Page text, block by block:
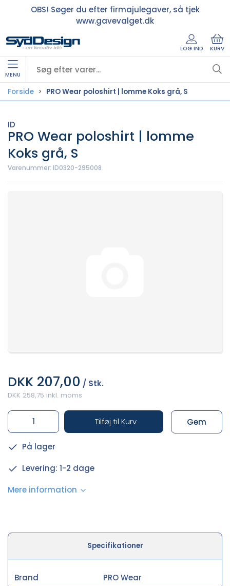
OBS! Søger du efter firmajulegaver, så tjek
www.gavevalget.dk
LOG IND KURV
MENU
Forside PRO Wear poloshirt | lomme Koks grå, S
ID
PRO Wear poloshirt | lomme
Koks grå, S
Varenummer: ID0320-295008
DKK 207,00 / Stk.
DKK 258,75 inkl. moms
Tilføj til Kurv Gem
På lager
Levering: 1-2 dage
Mere information
Specifikationer
Brand PRO Wear